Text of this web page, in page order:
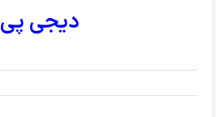
دیجی پی